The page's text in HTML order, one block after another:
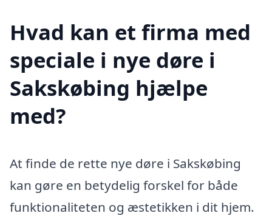
Hvad kan et firma med
speciale i nye døre i
Sakskøbing hjælpe
med?
At finde de rette nye døre i Sakskøbing
kan gøre en betydelig forskel for både
funktionaliteten og æstetikken i dit hjem.